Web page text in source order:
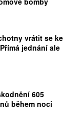
vrátit se ke
jednání ale
605
během noci